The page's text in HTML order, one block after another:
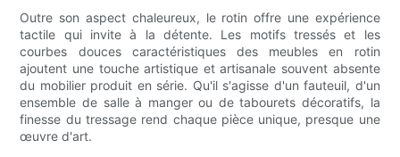
Outre son aspect chaleureux, le rotin offre une expérience
tactile qui invite à la détente. Les motifs tressés et les
courbes douces caractéristiques des meubles en rotin
ajoutent une touche artistique et artisanale souvent absente
du mobilier produit en série. Qu'il s'agisse d'un fauteuil, d'un
ensemble de salle à manger ou de tabourets décoratifs, la
finesse du tressage rend chaque pièce unique, presque une
œuvre d'art.